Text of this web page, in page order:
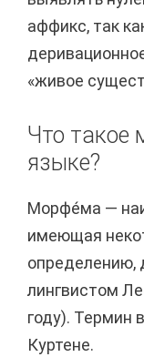
аффикс, так
«живое
Что такое
языке?
Морфе́ма —
имеющая
определению,
лингвистом
году). Термин
Куртене.